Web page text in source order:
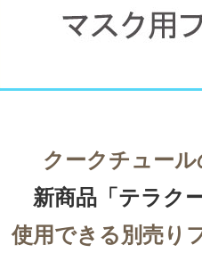
クークチュー
新商品「テラク
使用できる別売り